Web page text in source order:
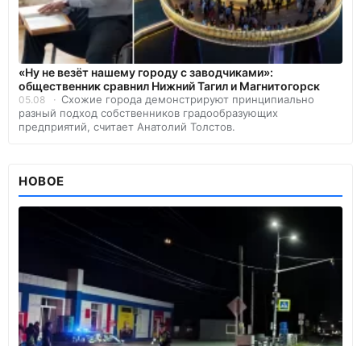
«Ну не везёт нашему городу с заводчиками»:
общественник сравнил Нижний Тагил и Магнитогорск
05.08
Схожие города демонстрируют принципиально
разный подход собственников градообразующих
предприятий, считает Анатолий Толстов.
НОВОЕ